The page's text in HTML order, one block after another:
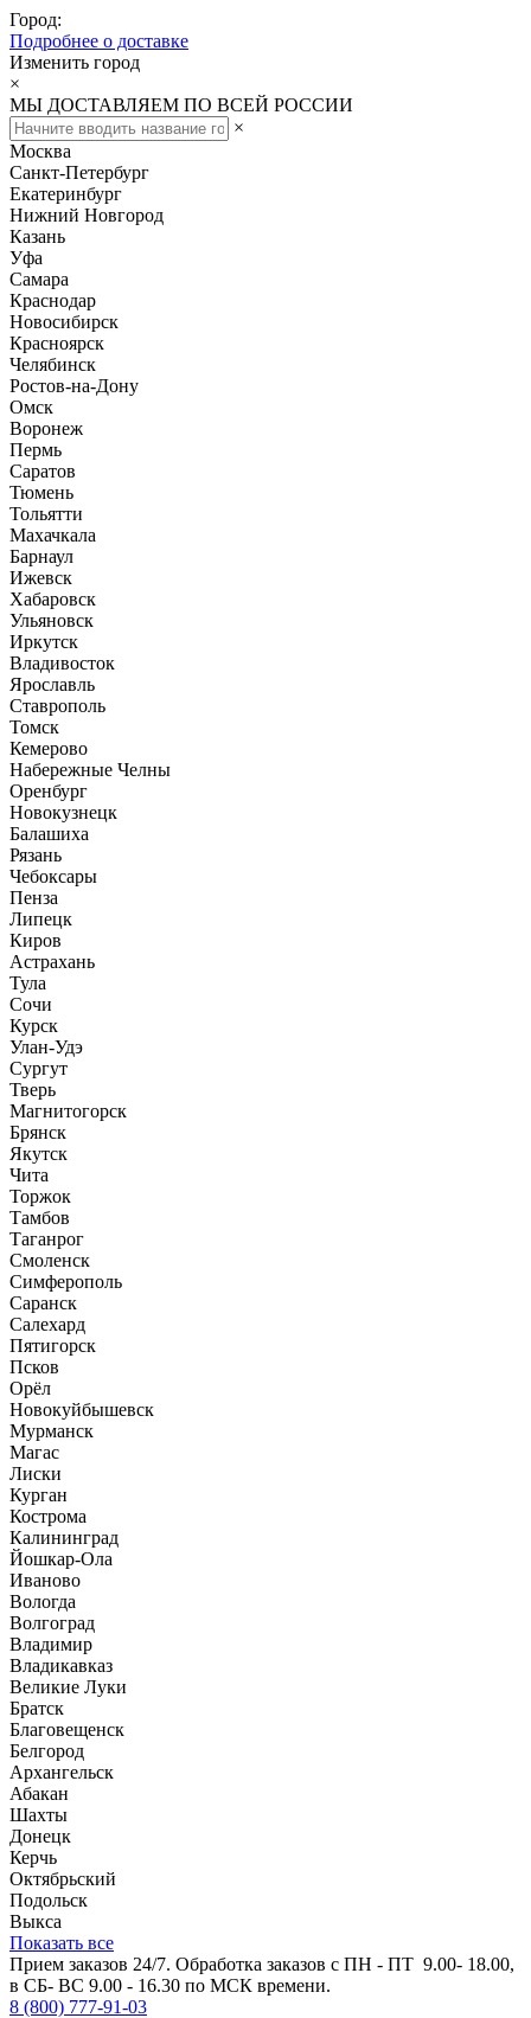
Город:
Подробнее о доставке
Изменить город
×
МЫ ДОСТАВЛЯЕМ ПО ВСЕЙ РОССИИ
×
Москва
Санкт-Петербург
Екатеринбург
Нижний Новгород
Казань
Уфа
Самара
Краснодар
Новосибирск
Красноярск
Челябинск
Ростов-на-Дону
Омск
Воронеж
Пермь
Саратов
Тюмень
Тольятти
Махачкала
Барнаул
Ижевск
Хабаровск
Ульяновск
Иркутск
Владивосток
Ярославль
Ставрополь
Томск
Кемерово
Набережные Челны
Оренбург
Новокузнецк
Балашиха
Рязань
Чебоксары
Пенза
Липецк
Киров
Астрахань
Тула
Сочи
Курск
Улан-Удэ
Сургут
Тверь
Магнитогорск
Брянск
Якутск
Чита
Торжок
Тамбов
Таганрог
Смоленск
Симферополь
Саранск
Салехард
Пятигорск
Псков
Орёл
Новокуйбышевск
Мурманск
Магас
Лиски
Курган
Кострома
Калининград
Йошкар-Ола
Иваново
Вологда
Волгоград
Владимир
Владикавказ
Великие Луки
Братск
Благовещенск
Белгород
Архангельск
Абакан
Шахты
Донецк
Керчь
Октябрьский
Подольск
Выкса
Показать все
Прием заказов 24/7. Обработка заказов с ПН - ПТ 9.00- 18.00,
в СБ- ВС 9.00 - 16.30 по МСК времени.
8 (800) 777-91-03